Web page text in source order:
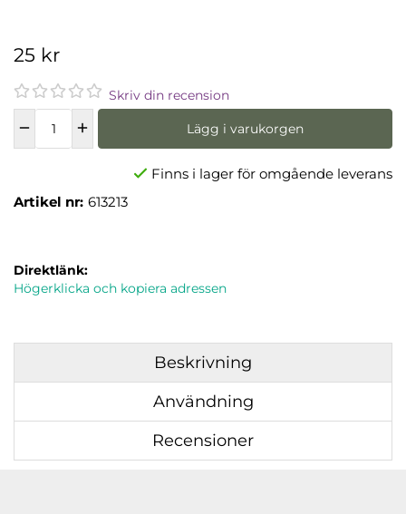
25 kr
Skriv din recension
Lägg i varukorgen
Finns i lager för omgående leverans
Artikel nr: 613213
Direktlänk:
Högerklicka och kopiera adressen
Beskrivning
Användning
Recensioner